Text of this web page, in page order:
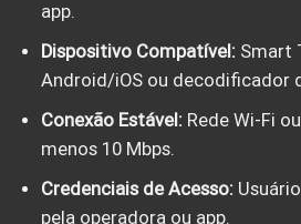
app.
Dispositivo Compatível: Smart
Android/iOS ou decodificador
Conexão Estável: Rede Wi-Fi
menos 10 Mbps.
Credenciais de Acesso:
pela operadora ou app.